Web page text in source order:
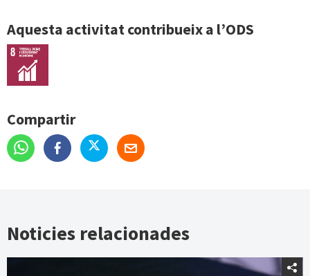
Aquesta activitat contribueix a l’ODS
Compartir
Noticies relacionades